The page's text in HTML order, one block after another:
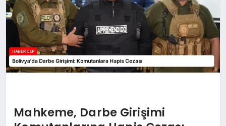
Mahkeme, Darbe Girişimi